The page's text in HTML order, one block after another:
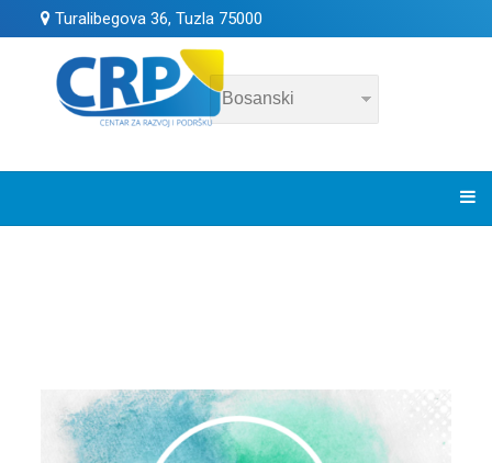
Turalibegova 36, Tuzla 75000
KONTAKT
EU4CAET GRANT ŠEMA ZA ENERGETSKU TRANZICIJU